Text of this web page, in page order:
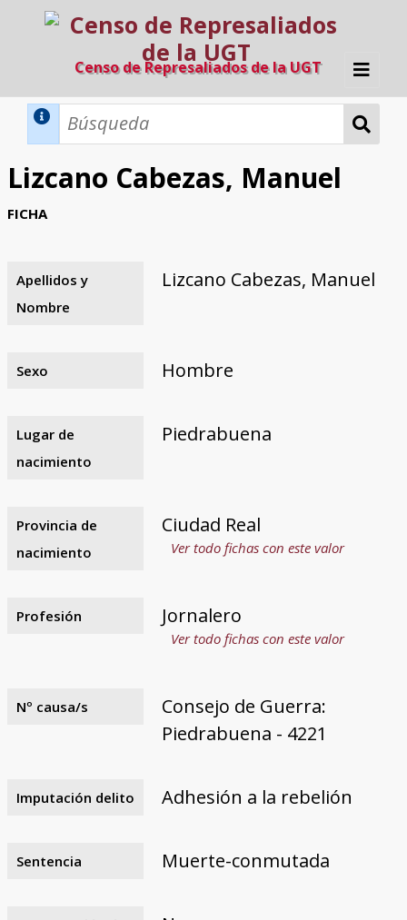
Censo de Represaliados de la UGT
Inicio
Búsqueda Dinámica
Búsqueda Avanzada
Razones y objetivos
El equipo
Colaboradores
Fuentes documentales
Lizcano Cabezas, Manuel
FICHA
Apellidos y
Nombre
Lizcano Cabezas, Manuel
Sexo Hombre
Lugar de
nacimiento
Piedrabuena
Provincia de
nacimiento
Ciudad Real
Ver todo fichas con este valor
Profesión Jornalero
Ver todo fichas con este valor
Nº causa/s
Consejo de Guerra:
Piedrabuena - 4221
Imputación delito Adhesión a la rebelión
Sentencia Muerte-conmutada